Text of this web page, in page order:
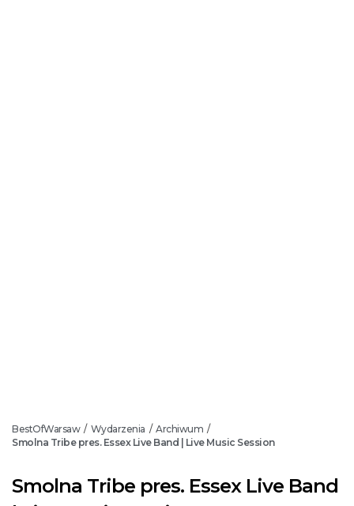
BestOfWarsaw / Wydarzenia / Archiwum /
Smolna Tribe pres. Essex Live Band | Live Music Session
Smolna Tribe pres. Essex Live Band